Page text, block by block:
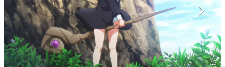
その他
電ファミニコゲーマーとは？
運営：株式会社マレ
1 / 9